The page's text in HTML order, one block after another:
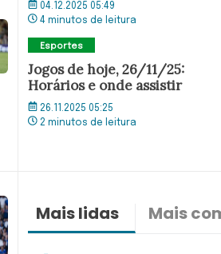
04.12.2025 05:49
4 minutos de leitura
Esportes
Jogos de hoje, 26/11/25:
Horários e onde assistir
26.11.2025 05:25
2 minutos de leitura
Mais lidas Mais